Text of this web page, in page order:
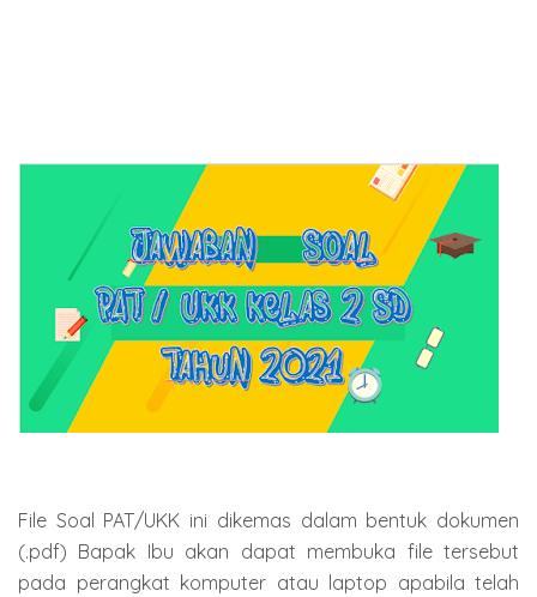
File Soal PAT/UKK ini dikemas dalam bentuk dokumen
(.pdf) Bapak Ibu akan dapat membuka file tersebut
pada perangkat komputer atau laptop apabila telah